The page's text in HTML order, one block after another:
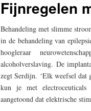
Fijnregelen
Behandeling met slimme
in de behandeling van
hoogleraar
alcoholverslaving. De
zegt Serdijn. ‘Elk weefsel dat
kun je met
aangetoond dat elektrische